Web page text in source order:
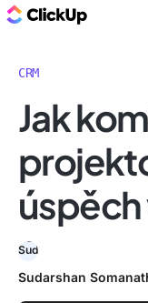
CRM
Jak
Sudarshan